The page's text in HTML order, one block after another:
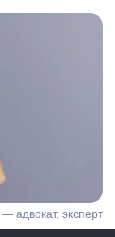
адвокат, эксперт